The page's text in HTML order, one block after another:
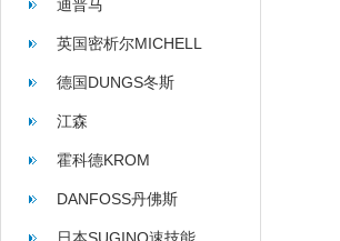
迪普马
英国密析尔MICHELL
德国DUNGS冬斯
江森
霍科德KROM
DANFOSS丹佛斯